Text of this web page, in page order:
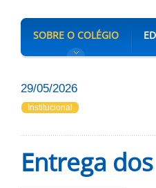
SOBRE O COLÉGIO
29/05/2026
Institucional
Entrega